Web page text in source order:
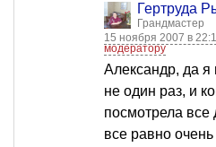
Гертруда
Грандмастер
15 ноября 2007 в
модератору
Александр, да я
не один раз, и
посмотрела
все равно очень